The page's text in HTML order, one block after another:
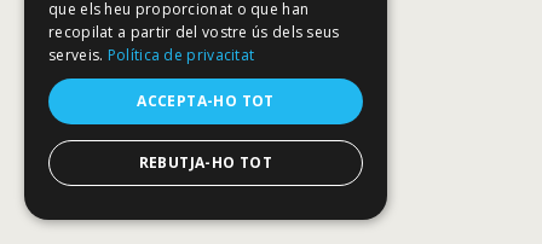
que els heu proporcionat o que han
recopilat a partir del vostre ús dels seus
serveis. Política de privacitat
ACCEPTA-HO TOT
REBUTJA-HO TOT